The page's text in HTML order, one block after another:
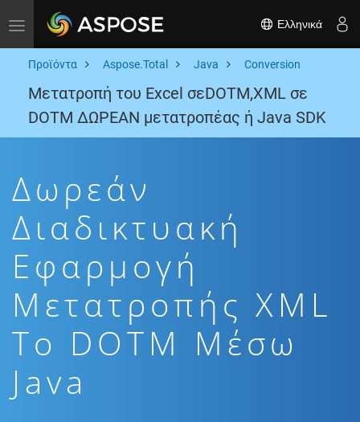
Toggle navigation Ελληνικά
Προϊόντα Aspose.Total Java Conversion
Μετατροπή του Excel σεDOTM,XML σε
DOTM ΔΩΡΕΑΝ μετατροπέας ή Java SDK
Δωρεάν
Διαδικτυακή
Εφαρμογή
Μετατροπής XML
To DOTM Μέσω
Java